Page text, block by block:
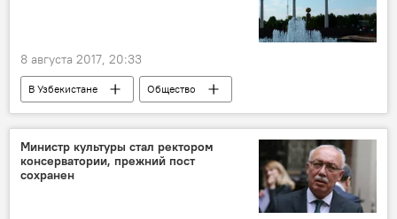
8 августа 2017, 20:33
В Узбекистане
Общество
Экономика
Ташкент
Министр культуры стал ректором
консерватории, прежний пост
сохранен